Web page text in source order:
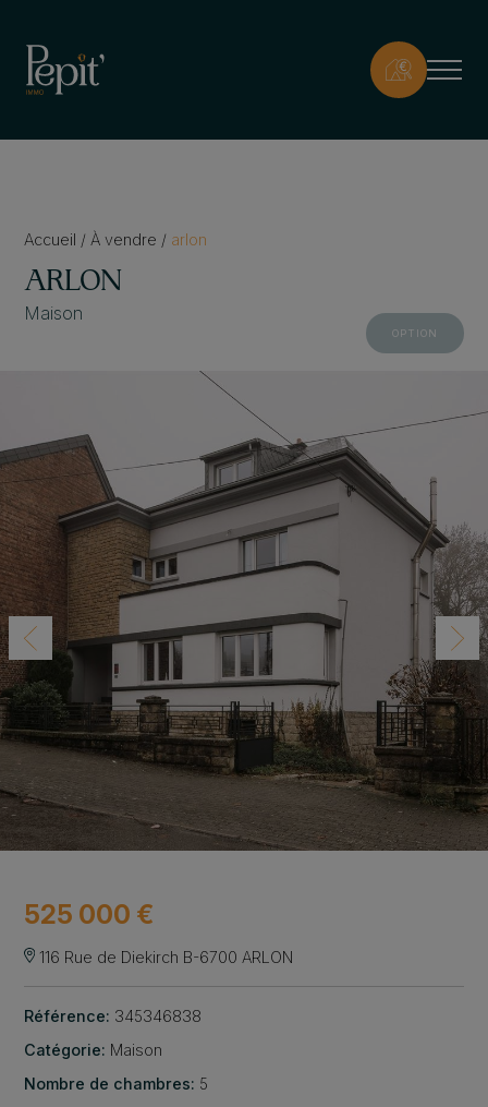
Accueil / À vendre / arlon
ARLON
Maison
OPTION
116 Rue de Diekirch B-6700 ARLON
525 000 €
Référence: 345346838
Catégorie: Maison
Nombre de chambres: 5